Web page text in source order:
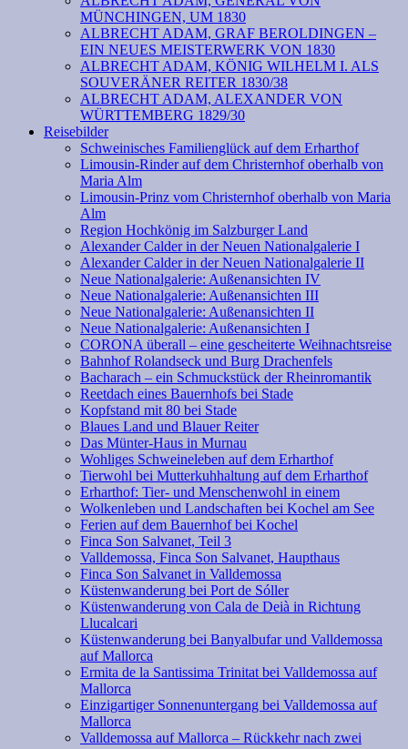
MÜNCHINGEN, UM 1830
ALBRECHT ADAM, GRAF BEROLDINGEN –
EIN NEUES MEISTERWERK VON 1830
ALBRECHT ADAM, KÖNIG WILHELM I. ALS
SOUVERÄNER REITER 1830/38
ALBRECHT ADAM, ALEXANDER VON
WÜRTTEMBERG 1829/30
Reisebilder
Schweinisches Familienglück auf dem Erharthof
Limousin-Rinder auf dem Christernhof oberhalb von
Maria Alm
Limousin-Prinz vom Christernhof oberhalb von Maria
Alm
Region Hochkönig im Salzburger Land
Alexander Calder in der Neuen Nationalgalerie I
Alexander Calder in der Neuen Nationalgalerie II
Neue Nationalgalerie: Außenansichten IV
Neue Nationalgalerie: Außenansichten III
Neue Nationalgalerie: Außenansichten II
Neue Nationalgalerie: Außenansichten I
CORONA überall – eine gescheiterte Weihnachtsreise
Bahnhof Rolandseck und Burg Drachenfels
Bacharach – ein Schmuckstück der Rheinromantik
Reetdach eines Bauernhofs bei Stade
Kopfstand mit 80 bei Stade
Blaues Land und Blauer Reiter
Das Münter-Haus in Murnau
Wohliges Schweineleben auf dem Erharthof
Tierwohl bei Mutterkuhhaltung auf dem Erharthof
Erharthof: Tier- und Menschenwohl in einem
Wolkenleben und Landschaften bei Kochel am See
Ferien auf dem Bauernhof bei Kochel
Finca Son Salvanet, Teil 3
Valldemossa, Finca Son Salvanet, Haupthaus
Finca Son Salvanet in Valldemossa
Küstenwanderung bei Port de Sóller
Küstenwanderung von Cala de Deià in Richtung
Llucalcari
Küstenwanderung bei Banyalbufar und Valldemossa
auf Mallorca
Ermita de la Santissima Trinitat bei Valldemossa auf
Mallorca
Einzigartiger Sonnenuntergang bei Valldemossa auf
Mallorca
Valldemossa auf Mallorca – Rückkehr nach zwei